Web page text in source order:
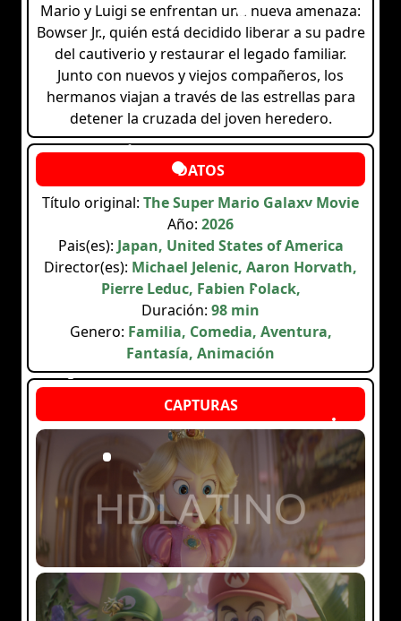
Mario y Luigi se enfrentan una nueva amenaza:
Bowser Jr., quién está decidido liberar a su padre
del cautiverio y restaurar el legado familiar.
Junto con nuevos y viejos compañeros, los
hermanos viajan a través de las estrellas para
detener la cruzada del joven heredero.
Título original: The Super Mario Galaxy Movie
Año: 2026
Pais(es): Japan, United States of America
Director(es): Michael Jelenic, Aaron Horvath,
Pierre Leduc, Fabien Polack,
Duración: 98 min
Genero: Familia, Comedia, Aventura,
Fantasía, Animación